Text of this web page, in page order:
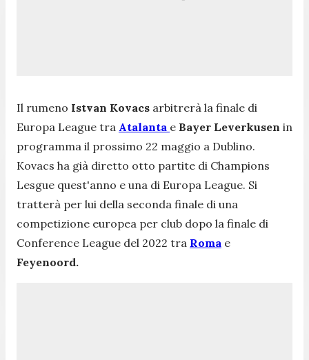
Il rumeno Istvan Kovacs arbitrerà la finale di
Europa League tra Atalanta e Bayer Leverkusen in
programma il prossimo 22 maggio a Dublino.
Kovacs ha già diretto otto partite di Champions
Lesgue quest'anno e una di Europa League. Si
tratterà per lui della seconda finale di una
competizione europea per club dopo la finale di
Conference League del 2022 tra Roma e
Feyenoord.